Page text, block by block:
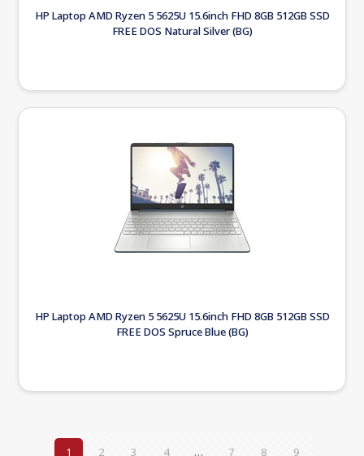
HP Laptop AMD Ryzen 5 5625U 15.6inch FHD 8GB 512GB SSD
FREE DOS Natural Silver (BG)
HP Laptop AMD Ryzen 5 5625U 15.6inch FHD 8GB 512GB SSD
FREE DOS Spruce Blue (BG)
1 2 3 4 … 7 8 9